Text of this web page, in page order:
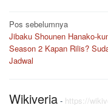
Navigasi
pos
Pos sebelumnya
Jibaku Shounen Hanako-
Season 2 Kapan Rilis?
Jadwal
Wikiveria - https://